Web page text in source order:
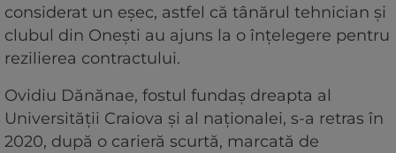
considerat un eșec, astfel că tânărul tehnician și
clubul din Onești au ajuns la o înțelegere pentru
rezilierea contractului.
Ovidiu Dănănae, fostul fundaș dreapta al
Universității Craiova și al naționalei, s-a retras în
2020, după o carieră scurtă, marcată de